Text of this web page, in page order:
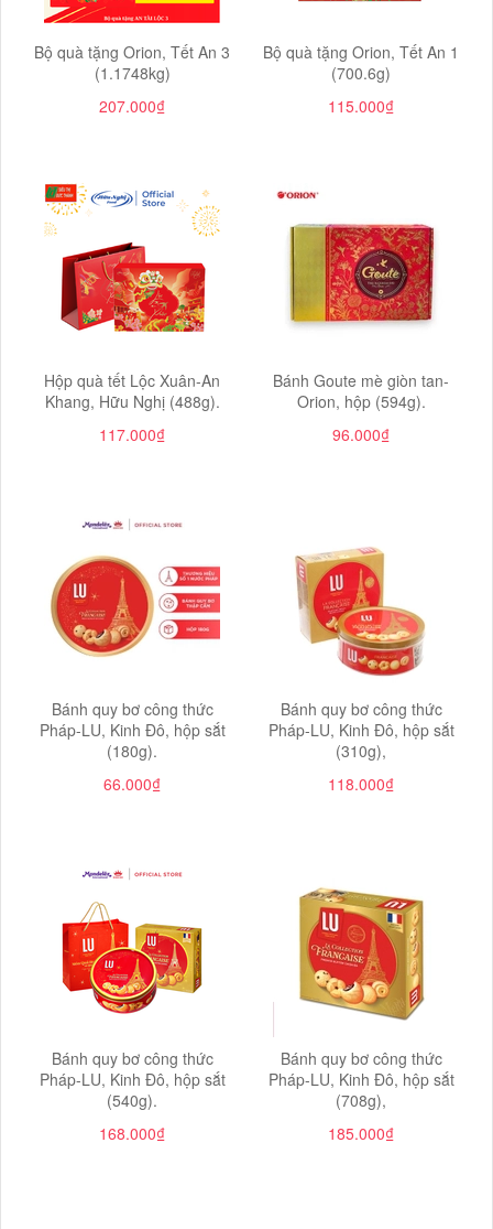
Bộ quà tặng Orion, Tết An 3
(1.1748kg)
207.000₫
Bộ quà tặng Orion, Tết An 1
(700.6g)
115.000₫
Hộp quà tết Lộc Xuân-An
Khang, Hữu Nghị (488g).
117.000₫
Bánh Goute mè giòn tan-
Orion, hộp (594g).
96.000₫
Bánh quy bơ công thức
Pháp-LU, Kinh Đô, hộp sắt
(180g).
66.000₫
Bánh quy bơ công thức
Pháp-LU, Kinh Đô, hộp sắt
(310g),
118.000₫
Bánh quy bơ công thức
Pháp-LU, Kinh Đô, hộp sắt
(540g).
168.000₫
Bánh quy bơ công thức
Pháp-LU, Kinh Đô, hộp sắt
(708g),
185.000₫